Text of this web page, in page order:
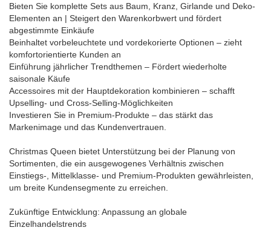
Bieten Sie komplette Sets aus Baum, Kranz, Girlande und Deko-
Elementen an | Steigert den Warenkorbwert und fördert
abgestimmte Einkäufe
Beinhaltet vorbeleuchtete und vordekorierte Optionen – zieht
komfortorientierte Kunden an
Einführung jährlicher Trendthemen – Fördert wiederholte
saisonale Käufe
Accessoires mit der Hauptdekoration kombinieren – schafft
Upselling- und Cross-Selling-Möglichkeiten
Investieren Sie in Premium-Produkte – das stärkt das
Markenimage und das Kundenvertrauen.
Christmas Queen bietet Unterstützung bei der Planung von
Sortimenten, die ein ausgewogenes Verhältnis zwischen
Einstiegs-, Mittelklasse- und Premium-Produkten gewährleisten,
um breite Kundensegmente zu erreichen.
Zukünftige Entwicklung: Anpassung an globale
Einzelhandelstrends